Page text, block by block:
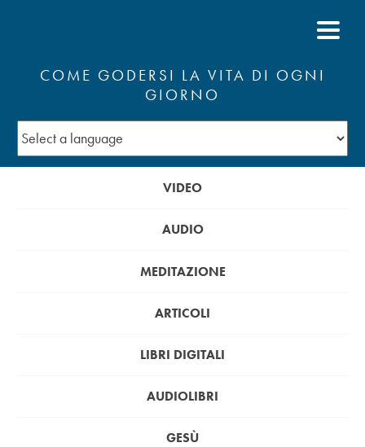
COME GODERSI LA VITA DI OGNI
GIORNO
VIDEO
AUDIO
MEDITAZIONE
ARTICOLI
LIBRI DIGITALI
AUDIOLIBRI
GESÙ